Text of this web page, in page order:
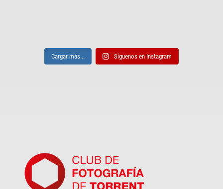
Cargar más... Síguenos en Instagram